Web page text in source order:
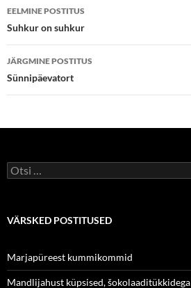
o
r
Postituste
töölaud
EELMINE POSTITUS
Suhkur on suhkur
JÄRGMINE POSTITUS
Sünnipäevatort
Otsi:
VÄRSKED POSTITUSED
Marjapüreest kummikommid
Mandlijahust küpsised, šokolaaditükkidega